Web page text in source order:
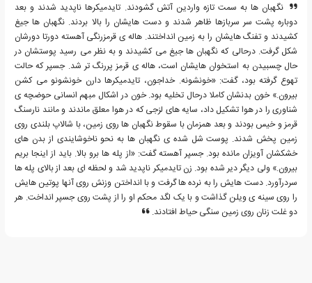
نگهبان ها به سمت تازه واردین آتش گشودند. تایدمیکرها ناپدید شدند و بعد
دوباره پشت سر سربازها ظاهر شدند و دست هایشان را بالا بردند. نگهبان ها جیغ
کشیدند و تفنگ هایشان را به زمین انداختند. هاله ی قرمزرنگی آهسته دورتا دورشان
شکل گرفت. درحالی که نگهبان ها جیغ می کشیدند و به نظر می رسید پوستشان در
حال چسبیدن به استخوان هایشان است، هاله ی قرمز پررنگ تر شد. جسپر که حالت
تهوع گرفته بود، گفت: «خونشونه. خداجون، تایدمیکرها دارن خونشونو می کشن
بیرون.» خون بدنشان کاملا درحال تخلیه بود. خون در اشکال مبهم انسانی حوضچه ی
شناوری را در هوا تشکیل داد، سایه های لزجی که در هوا معلق ماندند و مانند نارسنگ
قرمز و خیس بودند و بعد همزمان با سقوط نگهبان ها روی زمین، با شالاپ بلندی روی
زمین پخش شدند. پوست شل شده ی نگهبان ها به نحو ناخوشایندی از بدن های
خشکشان آویزان مانده بود. جسپر آهسته گفت: «از پله ها برو بالا. باید از اینجا بریم
بیرون.» ولی دیگر دیر شده بود. زن تایدمیکر ناپدید شد و لحظه ای بعد از بالای پله ها
سردرآورد. دست هایش را به نرده ها گرفت و با انداختن وزنش روی آنها پوتین هایش
را روی سینه ی ویلن گذاشت و با یک لگد محکم او را از پشت روی جسپر انداخت. هر
دو غلت زنان روی زمین سنگی حیاط افتادند.